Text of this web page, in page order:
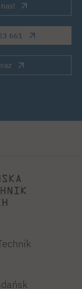
661